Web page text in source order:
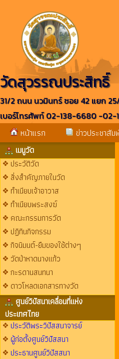
วัดสุวรรณประสิทธิ์
31/2 ถนน นวมินทร์ ซอย 42 แยก
เบอร์โทรศัพท์ 02-138-6680 -
หน้าแรก ข่าวประชาสั
เมนูวัด
ประวัติวัด
สิ่งสำคัญภายในวัด
ทำเนียบเจ้าอาวาส
ทำเนียบพระสงฆ์
คณะกรรมการวัด
ปฏิทินกิจกรรม
กิจนิมนต์-ยืมของใช้ต่างๆ
วัดป่าหาดนางแก้ว
กะรดานสนทนา
ดาวโหลดเอกสารทางวัด
ศูนย์วิปัสนาเคลื่อนที่แห่ง
ประเทศไทย
ประวัติพระวิปัสสนาจารย์
ผู้ก่อตั้งศูนย์วิปัสสนา
ประธานศูนย์วิปัสสนา